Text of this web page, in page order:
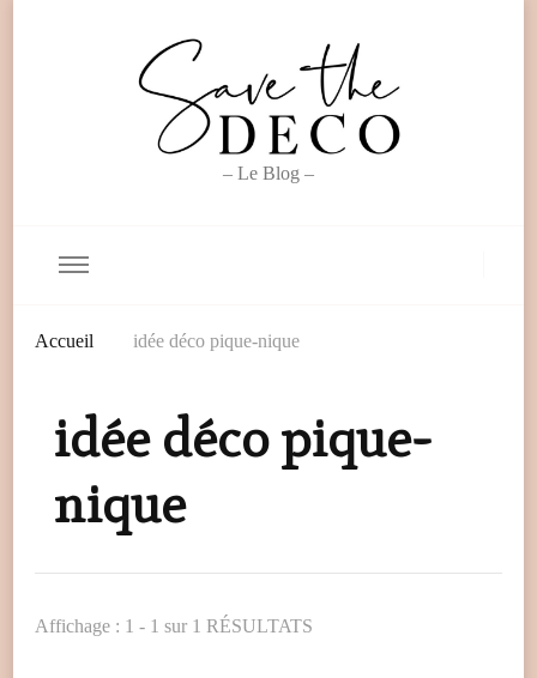
– Le Blog –
Accueil idée déco pique-nique
idée déco pique-
nique
Affichage : 1 - 1 sur 1 RÉSULTATS